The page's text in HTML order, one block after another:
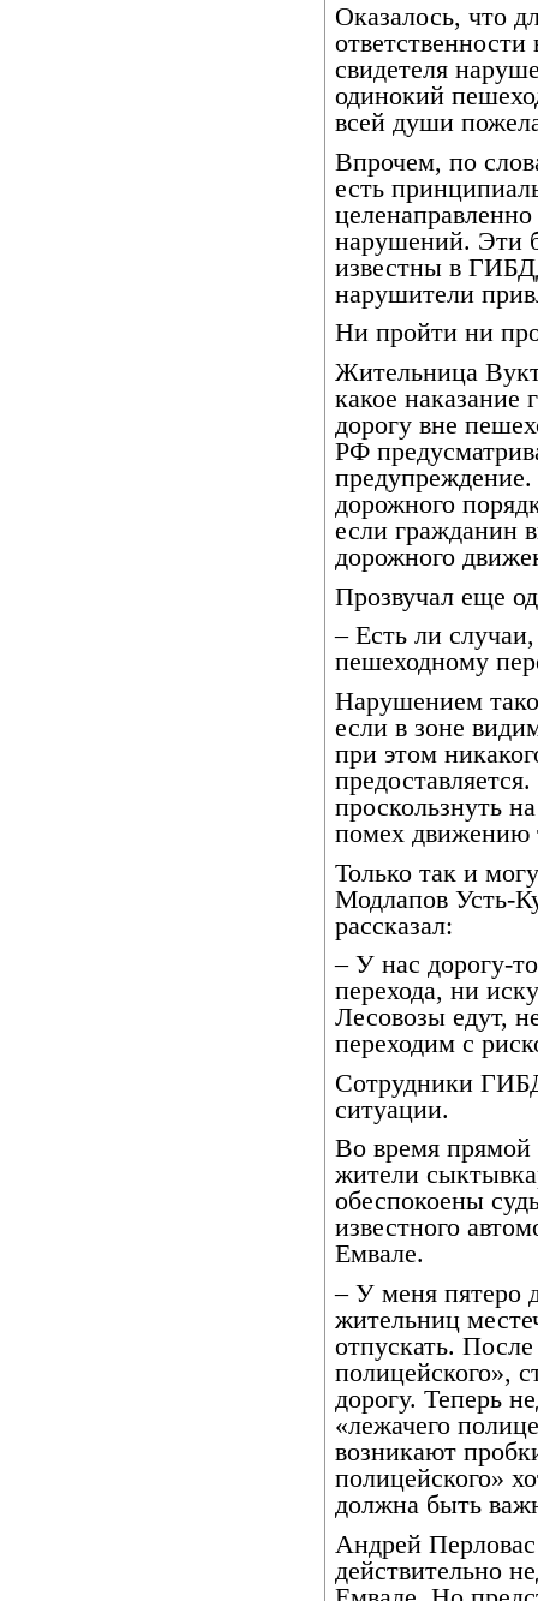
Оказалось, что
свидетеля
одинокий
всей души
Впрочем, по
есть
нарушений. Эти
известны в
нарушители
Ни пройти ни
Жительница
какое наказание
дорогу вне
РФ
дорожного
если гражданин
дорожного
Прозвучал еще
– Есть ли
пешеходному
Нарушением
если в зоне
при этом
проскользнуть
помех движению
Только так и
Модлапов Усть-
рассказал:
– У нас дорогу-
перехода, ни
Лесовозы едут,
переходим с
Сотрудники
ситуации.
Во время прямой
жители
обеспокоены
известного
Емвале.
– У меня пятеро
жительниц
отпускать.
полицейского»,
дорогу. Теперь
«лежачего
возникают
полицейского»
должна быть
Андрей
действительно